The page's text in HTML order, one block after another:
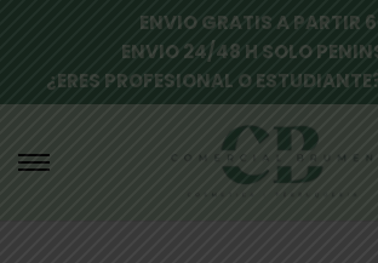
ENVIO GRATIS A PARTIR
ENVIO 24/48 H SOLO
¿ERES PROFESIONAL O